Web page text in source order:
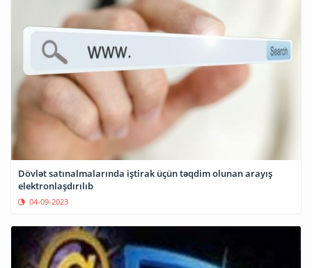
Dövlət satınalmalarında iştirak üçün təqdim olunan arayış
elektronlaşdırılıb
04-09-2023